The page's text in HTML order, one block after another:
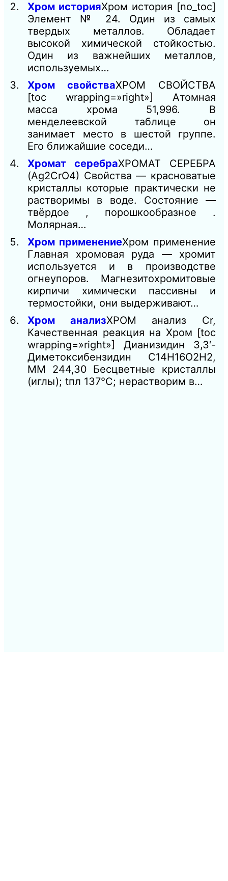
Хром историяХром история [no_toc]
Элемент № 24. Один из самых
твердых металлов. Обладает
высокой химической стойкостью.
Один из важнейших металлов,
используемых…
Хром свойстваХРОМ СВОЙСТВА
[toc wrapping=»right»] Атомная
масса хрома 51,996. В
менделеевской таблице он
занимает место в шестой группе.
Его ближайшие соседи…
Хромат серебраХРОМАТ СЕРЕБРА
(Ag2CrO4) Свойства — красноватые
кристаллы которые практически не
растворимы в воде. Состояние —
твёрдое , порошкообразное .
Молярная…
Хром применениеХром применение
Главная хромовая руда — хромит
используется и в производстве
огнеупоров. Магнезитохромитовые
кирпичи химически пассивны и
термостойки, они выдерживают…
Хром анализХРОМ анализ Сr,
Качественная реакция на Хром [toc
wrapping=»right»] Дианизидин 3,3′-
Диметоксибензидин С14Н16O2Н2,
ММ 244,30 Бесцветные кристаллы
(иглы); tпл 137°С; нерастворим в…